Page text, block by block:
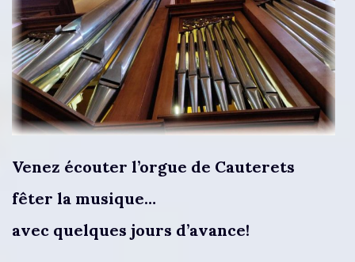
Venez écouter l’orgue de Cauterets
fêter la musique…
avec quelques jours d’avance!